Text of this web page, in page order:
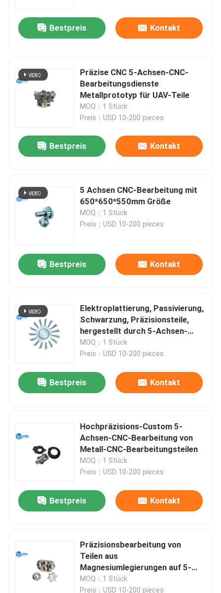
Bestpreis Kontakt
Präzise CNC 5-Achsen-CNC-
Bearbeitungsdienste
Metallprototyp für UAV-Teile
MOQ：1 Stück
Preis：USD 10-200 pieces
Bestpreis Kontakt
5 Achsen CNC-Bearbeitung mit
650*650*550mm Größe
MOQ：1 Stück
Preis：USD 10-200 pieces
Bestpreis Kontakt
Elektroplattierung, Passivierung,
Schwarzung, Präzisionsteile,
hergestellt durch 5-Achsen-
CNC-Bearbeitung
MOQ：1 Stück
Preis：USD 10-200 pieces
Bestpreis Kontakt
Hochpräzisions-Custom 5-
Achsen-CNC-Bearbeitung von
Metall-CNC-Bearbeitungsteilen
MOQ：1 Stück
Preis：USD 10-200 pieces
Bestpreis Kontakt
Präzisionsbearbeitung von
Teilen aus
Magnesiumlegierungen auf 5-
Achsenbasis
MOQ：1 Stück
Preis：USD 10-200 pieces